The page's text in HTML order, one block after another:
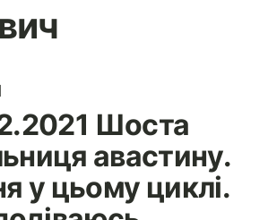
Шоста
авастину.
у цьому циклі.